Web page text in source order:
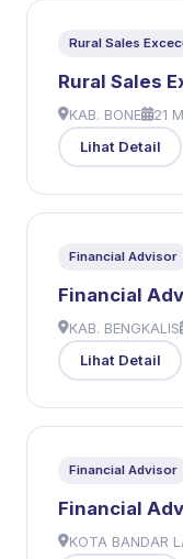
Rural Sales
Rural Sales
KAB. BONE 21
Lihat Detail
Financial Advisor
Financial
KAB. BENGKALIS
Lihat Detail
Financial Advisor
Financial
KOTA BANDAR